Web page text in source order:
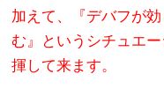
加えて、『デバフが
む』というシチュエ
揮して来ます。